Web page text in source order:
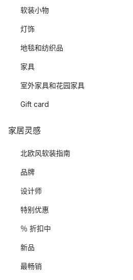
软装小物
灯饰
地毯和纺织品
家具
室外家具和花园家具
Gift card
家居灵感
北欧风软装指南
品牌
设计师
特别优惠
％ 折扣中
新品
最畅销